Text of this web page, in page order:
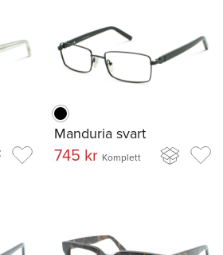
Manduria svart
745 kr Komplett